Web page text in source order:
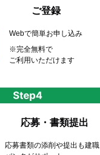
ご登録
Webで簡単お申し込み
※完全無料で
ご利用いただけます
応募・書類提出
応募書類の添削や提出も建職